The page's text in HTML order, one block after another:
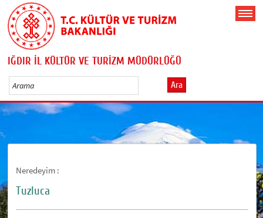
IĞDIR İL KÜLTÜR VE TURİZM MÜDÜRLÜĞÜ
Ara
Neredeyim :
Tuzluca